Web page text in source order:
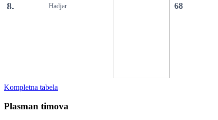
8. Hadjar 68
Kompletna tabela
Plasman timova